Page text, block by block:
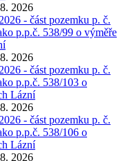
2026
- část pozemku p. č.
p.p.č. 538/99 o výměře
2026
- část pozemku p. č.
p.p.č. 538/103 o
Lázní
2026
- část pozemku p. č.
p.p.č. 538/106 o
Lázní
2026